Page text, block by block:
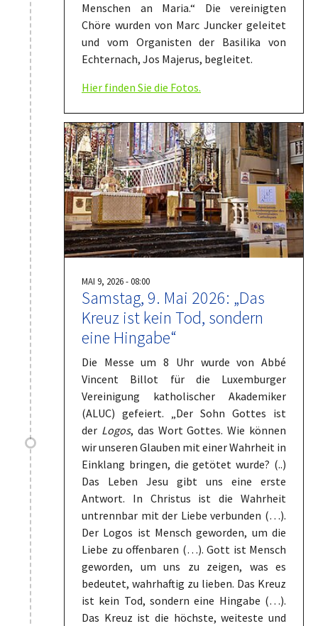
Menschen an Maria.“ Die vereinigten
Chöre wurden von Marc Juncker geleitet
und vom Organisten der Basilika von
Echternach, Jos Majerus, begleitet.
Hier finden Sie die Fotos.
MAI 9, 2026 - 08:00
Samstag, 9. Mai 2026: „Das
Kreuz ist kein Tod, sondern
eine Hingabe“
Die Messe um 8 Uhr wurde von Abbé
Vincent Billot für die Luxemburger
Vereinigung katholischer Akademiker
(ALUC) gefeiert. „Der Sohn Gottes ist
der Logos, das Wort Gottes. Wie können
wir unseren Glauben mit einer Wahrheit in
Einklang bringen, die getötet wurde? (..)
Das Leben Jesu gibt uns eine erste
Antwort. In Christus ist die Wahrheit
untrennbar mit der Liebe verbunden (…).
Der Logos ist Mensch geworden, um die
Liebe zu offenbaren (…). Gott ist Mensch
geworden, um uns zu zeigen, was es
bedeutet, wahrhaftig zu lieben. Das Kreuz
ist kein Tod, sondern eine Hingabe (…).
Das Kreuz ist die höchste, weiteste und